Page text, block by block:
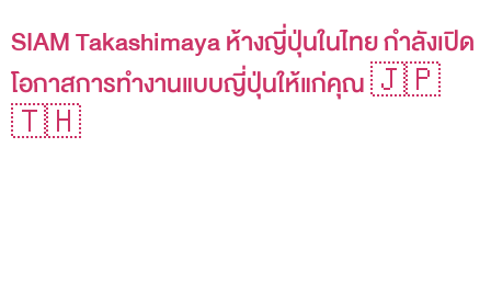
SIAM Takashimaya ห้างญี่ปุ่นในไทย กำลังเปิด
โอกาสการทำงานแบบญี่ปุ่นให้แก่คุณ 🇯🇵
🇹🇭